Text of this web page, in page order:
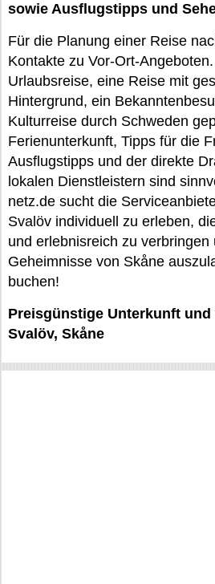
sowie Ausflugstipps und
Für die Planung einer Reise
Kontakte zu Vor-Ort-
Urlaubsreise, eine Reise mit
Hintergrund, ein
Kulturreise durch Schweden
Ferienunterkunft, Tipps für die
Ausflugstipps und der direkte
lokalen Dienstleistern sind
netz.de sucht die
Svalöv individuell zu erleben,
und erlebnisreich zu verbringen
Geheimnisse von Skåne
buchen!
Preisgünstige Unterkunft
Svalöv, Skåne